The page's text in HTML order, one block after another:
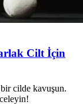
Cilt İçin
bir cilde kavuşun.